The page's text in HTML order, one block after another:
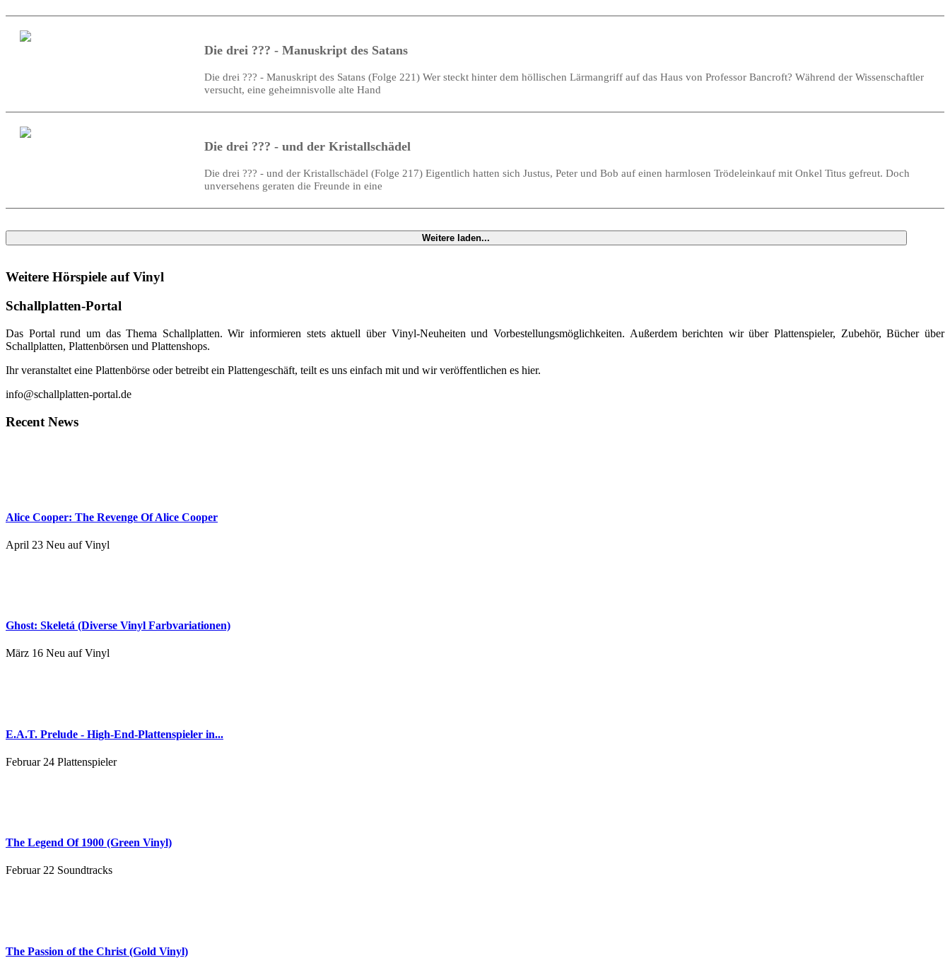
Die drei ??? - Manuskript des Satans
Die drei ??? - Manuskript des Satans (Folge 221) Wer steckt hinter dem höllischen Lärmangriff auf das Haus von Professor Bancroft? Während der Wissenschaftler
versucht, eine geheimnisvolle alte Hand
Die drei ??? - und der Kristallschädel
Die drei ??? - und der Kristallschädel (Folge 217) Eigentlich hatten sich Justus, Peter und Bob auf einen harmlosen Trödeleinkauf mit Onkel Titus gefreut. Doch
unversehens geraten die Freunde in eine
Weitere laden...
Weitere Hörspiele auf Vinyl
Schallplatten-Portal
Das Portal rund um das Thema Schallplatten. Wir informieren stets aktuell über Vinyl-Neuheiten und Vorbestellungsmöglichkeiten. Außerdem berichten wir über Plattenspieler, Zubehör, Bücher über
Schallplatten, Plattenbörsen und Plattenshops.
Ihr veranstaltet eine Plattenbörse oder betreibt ein Plattengeschäft, teilt es uns einfach mit und wir veröffentlichen es hier.
info@schallplatten-portal.de
Recent News
Alice Cooper: The Revenge Of Alice Cooper
April 23 Neu auf Vinyl
Ghost: Skeletá (Diverse Vinyl Farbvariationen)
März 16 Neu auf Vinyl
E.A.T. Prelude - High-End-Plattenspieler in...
Februar 24 Plattenspieler
The Legend Of 1900 (Green Vinyl)
Februar 22 Soundtracks
The Passion of the Christ (Gold Vinyl)